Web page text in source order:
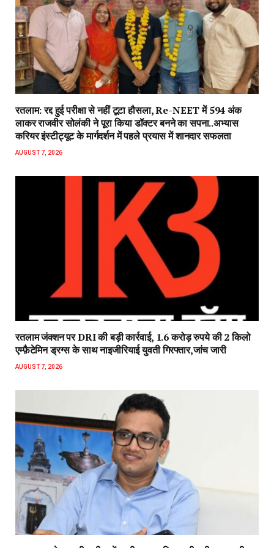
रतलाम: रद्द हुई परीक्षा से नहीं टूटा हौसला, Re-NEET में 594 अंक
लाकर राजवीर सोलंकी ने पूरा किया डॉक्टर बनने का सपना..अभ्यास
करियर इंस्टीट्यूट के मार्गदर्शन में पहले प्रयास में शानदार सफलता
AUGUST 7, 2026
रतलाम जंक्शन पर DRI की बड़ी कार्रवाई, 1.6 करोड़ रुपये की 2 किलो
एम्फ़ैटेमिन ड्रग्स के साथ नाइजीरियाई युवती गिरफ्तार,जांच जारी
AUGUST 7, 2026